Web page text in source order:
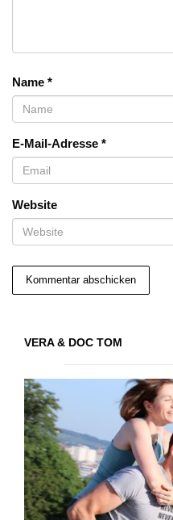
Name *
E-Mail-Adresse *
Website
VERA & DOC TOM